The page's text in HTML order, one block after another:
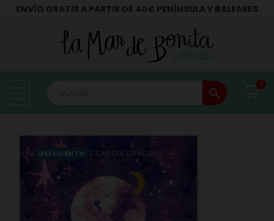
ENVÍO GRATIS A PARTIR DE 40€ PENÍNSULA Y BALEARES
search
0
DESCUENTO